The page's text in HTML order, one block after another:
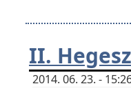
II.
2014. 06. 23. -